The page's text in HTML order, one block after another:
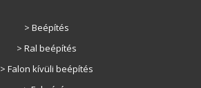
> Beépítés
> Ral beépítés
> Falon kívüli beépítés